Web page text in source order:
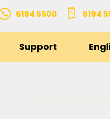
6194
6194 5500
Support